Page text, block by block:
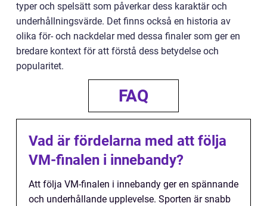
typer och spelsätt som påverkar dess karaktär och
underhållningsvärde. Det finns också en historia av
olika för- och nackdelar med dessa finaler som ger en
bredare kontext för att förstå dess betydelse och
popularitet.
FAQ
Vad är fördelarna med att följa
VM-finalen i innebandy?
Att följa VM-finalen i innebandy ger en spännande
och underhållande upplevelse. Sporten är snabb